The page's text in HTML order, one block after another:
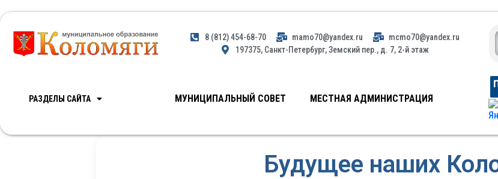
8 (812) 454-68-70 mamo70@yandex.ru
mcmo70@yandex.ru
197375, Санкт-Петербург, Земский пер., д. 7, 2-й этаж
РАЗДЕЛЫ САЙТА МУНИЦИПАЛЬНЫЙ СОВЕТ МЕСТНАЯ АДМИНИСТРАЦИЯ
Будущее наших